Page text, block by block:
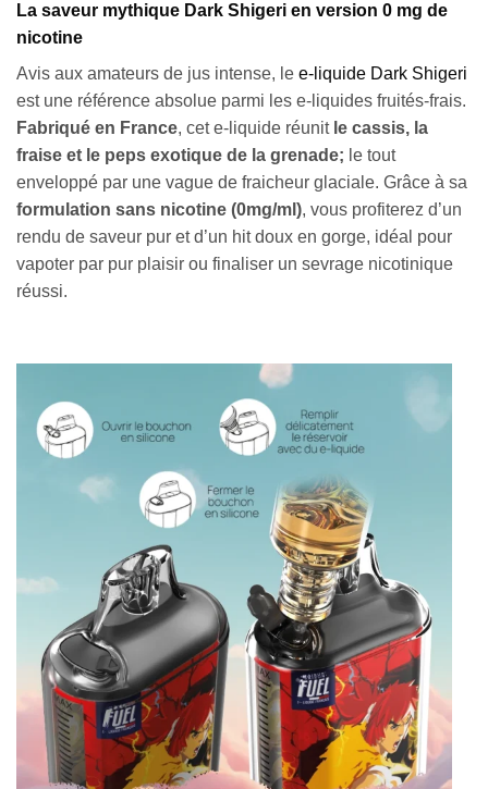
La saveur mythique Dark Shigeri en version 0 mg de
nicotine
Avis aux amateurs de jus intense, le e-liquide Dark Shigeri
est une référence absolue parmi les e-liquides fruités-frais.
Fabriqué en France, cet e-liquide réunit le cassis, la
fraise et le peps exotique de la grenade; le tout
enveloppé par une vague de fraicheur glaciale. Grâce à sa
formulation sans nicotine (0mg/ml), vous profiterez d’un
rendu de saveur pur et d’un hit doux en gorge, idéal pour
vapoter par pur plaisir ou finaliser un sevrage nicotinique
réussi.